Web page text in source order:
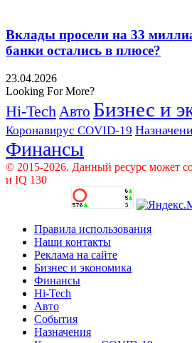
Вклады просели на 33
банки остались в плюсе?
23.04.2026
Looking For More?
Hi-Tech Авто Бизнес и
Коронавирус COVID-19
Финансы
© 2015-2026. Данный ресурс может
и IQ 130
Правила использования
Наши контакты
Реклама на сайте
Бизнес и экономика
Финансы
Hi-Tech
Авто
События
Назначения